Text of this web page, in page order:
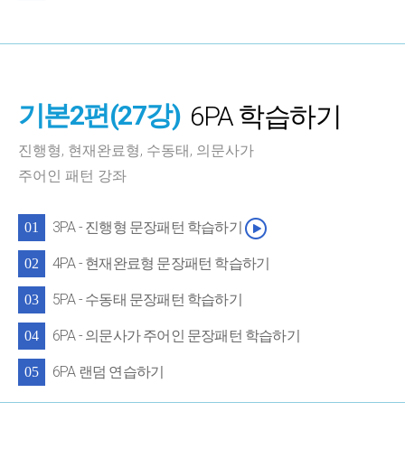
기본2편(27강) 6PA 학습하기
진행형, 현재완료형, 수동태, 의문사가
주어인 패턴 강좌
01 3PA - 진행형 문장패턴 학습하기
02 4PA - 현재완료형 문장패턴 학습하기
03 5PA - 수동태 문장패턴 학습하기
04 6PA - 의문사가 주어인 문장패턴 학습하기
05 6PA 랜덤 연습하기